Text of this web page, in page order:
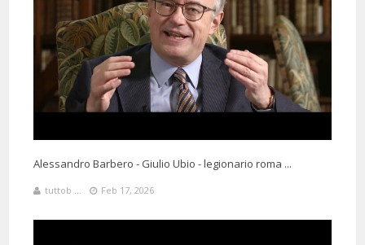
Alessandro Barbero - Giulio Ubio - legionario roma ...
tuttob ... Feb 17, 2026